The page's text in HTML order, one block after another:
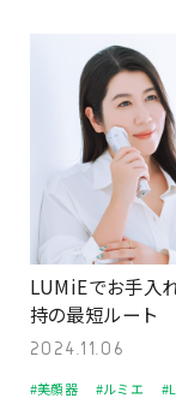
LUMiEでお手入
持の最短ルート
2024.11.06
#美顔器 #ルミエ